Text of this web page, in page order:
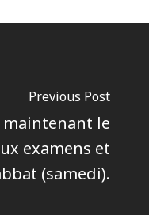
Previous Post
le
examens et
(samedi).